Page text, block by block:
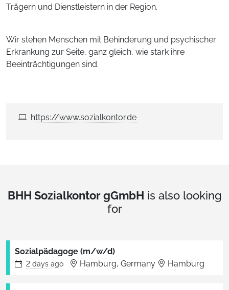
Trägern und Dienstleistern in der Region.
Wir stehen Menschen mit Behinderung und psychischer
Erkrankung zur Seite, ganz gleich, wie stark ihre
Beeinträchtigungen sind.
https://www.sozialkontor.de
BHH Sozialkontor gGmbH is also looking
for
Sozialpädagoge (m/w/d)
2 days ago Hamburg, Germany Hamburg